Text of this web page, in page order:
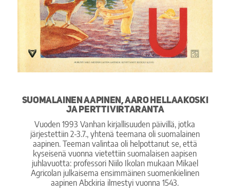
Suomalainen aapinen, Aaro Hellaakoski
ja Pertti Virtaranta
Vuoden 1993 Vanhan kirjallisuuden päivillä, jotka
järjestettiin 2-3.7., yhtenä teemana oli suomalainen
aapinen. Teeman valintaa oli helpottanut se, että
kyseisenä vuonna vietettiin suomalaisen aapisen
juhlavuotta: professori Niilo Ikolan mukaan Mikael
Agricolan julkaisema ensimmäinen suomenkielinen
aapinen Abckiria ilmestyi vuonna 1543.